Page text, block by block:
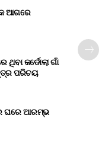
ଆଗରେ
କର୍ଡୋଲା ଗାଁ
ପରିଚୟ
ଘରେ ଆରମ୍ଭ